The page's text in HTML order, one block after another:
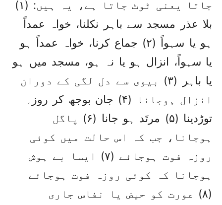
جاتا یعنی ٹوٹ جاتا ہے، یہ ہیں: (۱)
بلا عذر مسجد سے باہر نکلنا، خواہ عمداً
ہو یا سہواً (۲) جماع کرنا، خواہ عمداً ہو
یا سہواً، انزال ہو یا نہ ہو، مسجد میں ہو
یا باہر (۳) بیوی سے دل لگی کے دوران
انزال ہوجانا (۴) جان بوجھ کر روزہ
توڑدینا (۵) مرتَد ہو جانا (۶) پاگل
ہوجانا، جب کہ اس حالت میں کوئی
روزہ فوت ہوجائے (۷) ایسا بے ہوش
ہوجانا کہ کوئی روزہ فوت ہوجائے
(۸) عورت کو حیض یا نفاس جاری